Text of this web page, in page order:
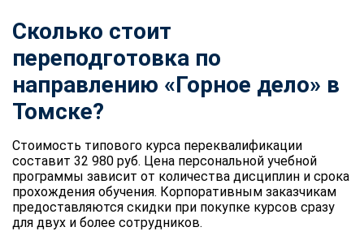
Сколько стоит
переподготовка по
направлению «Горное дело» в
Томске?
Стоимость типового курса переквалификации
составит 32 980 руб. Цена персональной учебной
программы зависит от количества дисциплин и срока
прохождения обучения. Корпоративным заказчикам
предоставляются скидки при покупке курсов сразу
для двух и более сотрудников.